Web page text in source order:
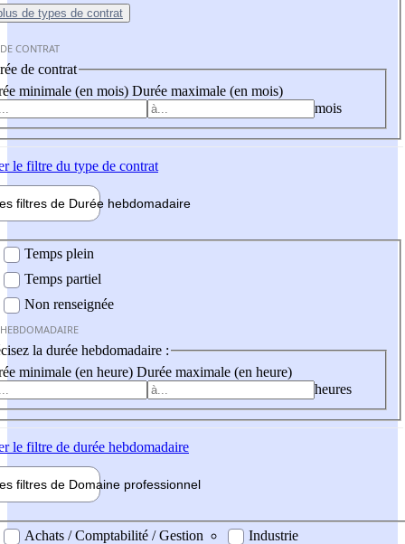
de types de contrat
CONTRAT
de contrat
minimale (en mois) Durée maximale (en mois)
mois
le filtre du type de contrat
filtres de Durée hebdomadaire
Temps plein
Temps partiel
Non renseignée
la durée hebdomadaire :
minimale (en heure) Durée maximale (en heure)
heures
le filtre de durée hebdomadaire
filtres de Domaine professionnel
professionel
Achats / Comptabilité / Gestion
Industrie